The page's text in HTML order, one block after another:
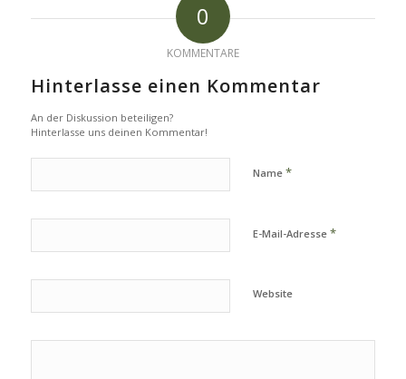
0
KOMMENTARE
Hinterlasse einen Kommentar
An der Diskussion beteiligen?
Hinterlasse uns deinen Kommentar!
Name *
E-Mail-Adresse *
Website